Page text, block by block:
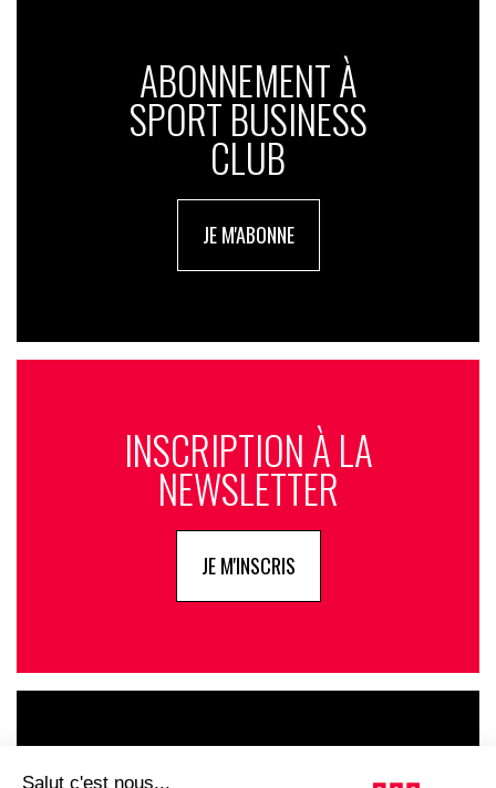
ABONNEMENT À
SPORT BUSINESS
CLUB
JE M'ABONNE
INSCRIPTION À LA
NEWSLETTER
JE M'INSCRIS